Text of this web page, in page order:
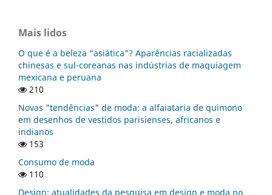
Mais lidos
O que é a beleza “asiática”? Aparências racializadas
chinesas e sul-coreanas nas indústrias de maquiagem
mexicana e peruana
210
Novas "tendências" de moda: a alfaiataria de quimono
em desenhos de vestidos parisienses, africanos e
indianos
153
Consumo de moda
110
Design: atualidades da pesquisa em design e moda no